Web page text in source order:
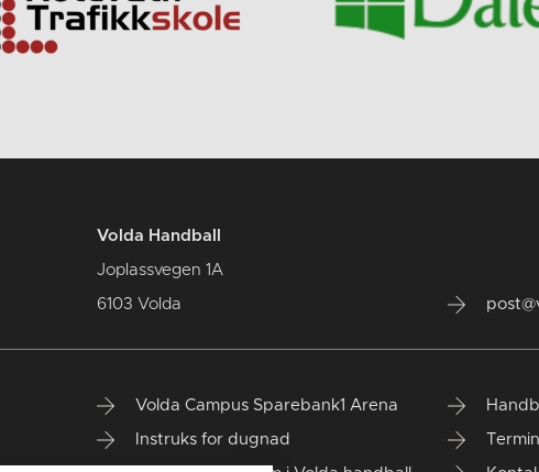
Volda Handball
Joplassvegen 1A
6103 Volda
Volda Campus Sparebank1 Arena
Instruks for dugnad